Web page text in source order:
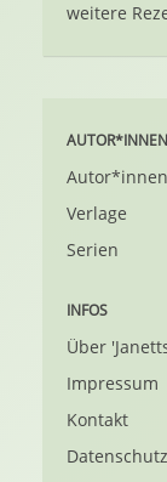
weitere
Autor*innen
Verlage
Serien
INFOS
Über
Impressum
Kontakt
Datenschutz